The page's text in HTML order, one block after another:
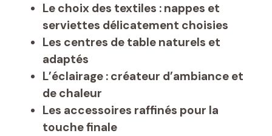
Le choix des textiles : nappes et
serviettes délicatement choisies
Les centres de table naturels et
adaptés
L’éclairage : créateur d’ambiance et
de chaleur
Les accessoires raffinés pour la
touche finale